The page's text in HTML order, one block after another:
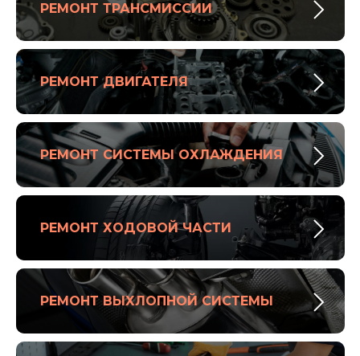
РЕМОНТ ТРАНСМИССИИ
РЕМОНТ ДВИГАТЕЛЯ
РЕМОНТ СИСТЕМЫ ОХЛАЖДЕНИЯ
РЕМОНТ ХОДОВОЙ ЧАСТИ
РЕМОНТ ВЫХЛОПНОЙ СИСТЕМЫ